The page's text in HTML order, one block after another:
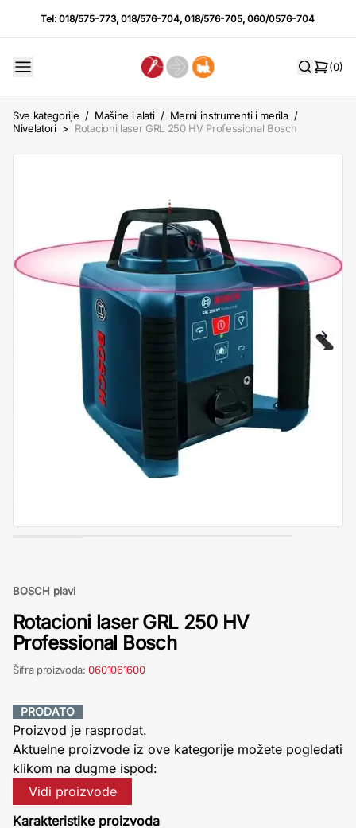
Tel:018/575-773,018/576-704,018/576-705,060/0576-704
(0)
Sve kategorije / Mašine i alati / Merni instrumenti i merila /
Nivelatori > Rotacioni laser GRL 250 HV Professional Bosch
BOSCH plavi
Rotacioni laser GRL 250 HV
Professional Bosch
Šifra proizvoda:0601061600
PRODATO
Proizvod je rasprodat.
Aktuelne proizvode iz ove kategorije možete pogledati
klikom na dugme ispod:
Vidi proizvode
Karakteristike proizvoda